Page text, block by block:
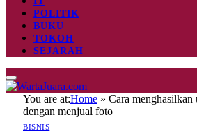
POLITIK
BUKU
TOKOH
SEJARAH
You are at:Home » Cara menghasilkan
dengan menjual foto
BISNIS